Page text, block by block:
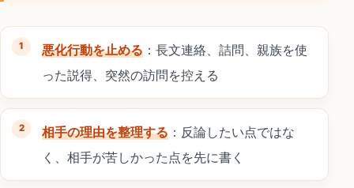
悪化行動を止める ：長文連絡、詰問、親族を使
った説得、突然の訪問を控える
相手の理由を整理する ：反論したい点ではな
く、相手が苦しかった点を先に書く